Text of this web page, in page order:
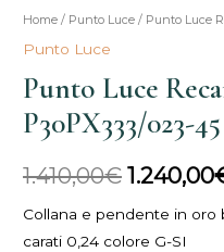
Home / Punto Luce / Punto Luce
Punto Luce
Punto Luce
P30PX333/023-45
1.410,00€
Il
originale
1.240,00
Collana e pendente in oro
carati 0,24 colore G-SI
Punto
Luce
Recarlo
Maria
Teresa
45
quantità